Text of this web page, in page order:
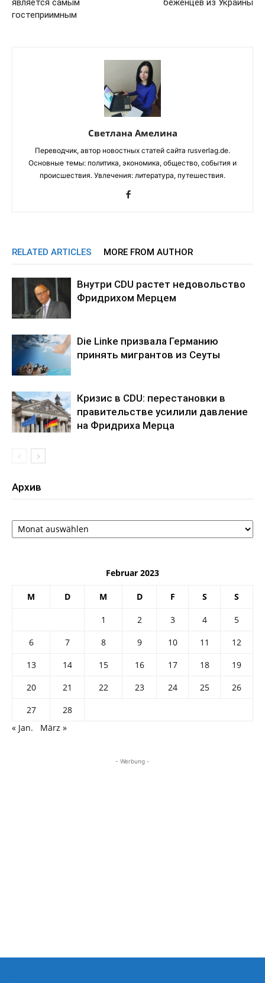
является самым
гостеприимным
беженцев из Украины
Светлана Амелина
Переводчик, автор новостных статей сайта rusverlag.de.
Основные темы: политика, экономика, общество, события и
происшествия. Увлечения: литература, путешествия.
RELATED ARTICLES MORE FROM AUTHOR
Внутри CDU растет недовольство
Фридрихом Мерцем
Die Linke призвала Германию
принять мигрантов из Сеуты
Кризис в CDU: перестановки в
правительстве усилили давление
на Фридриха Мерца
Архив
Архив
Februar 2023
M D M D F S S
1 2 3 4
5
6
7 8 9 10 11
12
13
14 15 16 17 18
19
20
21 22 23 24 25
26
27
28
« Jan.
März »
- Werbung -